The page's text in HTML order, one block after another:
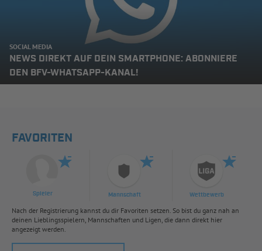
SOCIAL MEDIA
NEWS DIREKT AUF DEIN SMARTPHONE: ABONNIERE
DEN BFV-WHATSAPP-KANAL!
FAVORITEN
Spieler Mannschaft Wettbewerb
Nach der Registrierung kannst du dir Favoriten setzen. So bist du ganz nah an
deinen Lieblingsspielern, Mannschaften und Ligen, die dann direkt hier
angezeigt werden.